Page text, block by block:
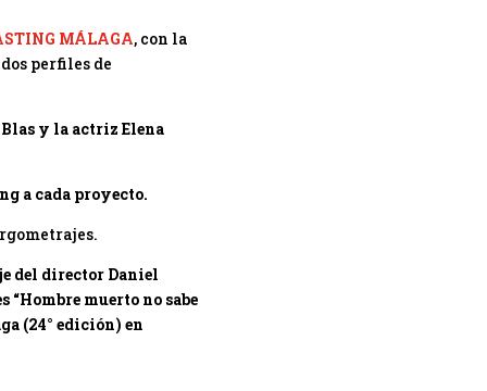
MÁLAGA, con la
perfiles de
y la actriz Elena
a cada proyecto.
del director Daniel
“Hombre muerto no sabe
(24° edición) en